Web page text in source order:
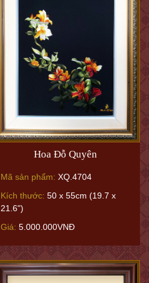
Hoa Đỗ Quyên
Mã sản phẩm: XQ.4704
Kích thước: 50 x 55cm (19.7 x
21.6")
Giá: 5.000.000VNĐ